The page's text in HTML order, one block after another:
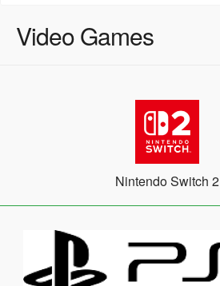
Video Games
Nintendo Switch 2